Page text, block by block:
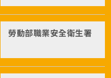
勞動部職業安全衛生署